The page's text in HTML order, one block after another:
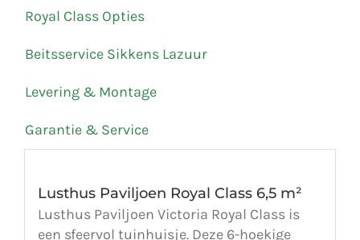
Royal Class Opties
Beitsservice Sikkens Lazuur
Levering & Montage
Garantie & Service
Lusthus Paviljoen Royal Class 6,5 m²
Lusthus Paviljoen Victoria Royal Class is
een sfeervol tuinhuisje. Deze 6-hoekige